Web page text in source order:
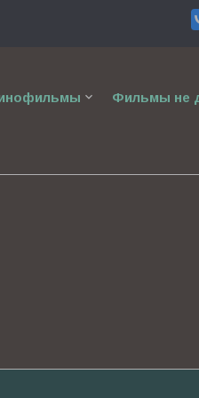
keyboard_arrow_down Фильмы не